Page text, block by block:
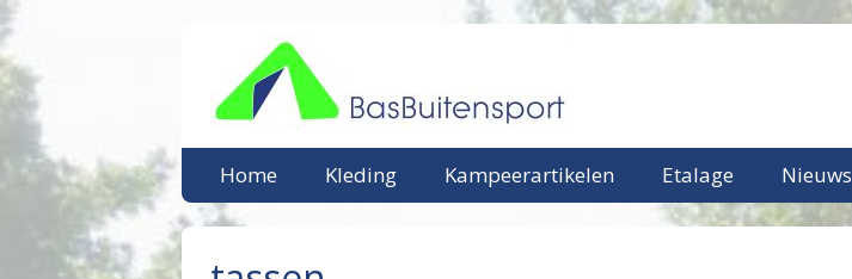
Ga
naar
de
inhoud
Home Kleding Kampeerartikelen Etalage Nieuws